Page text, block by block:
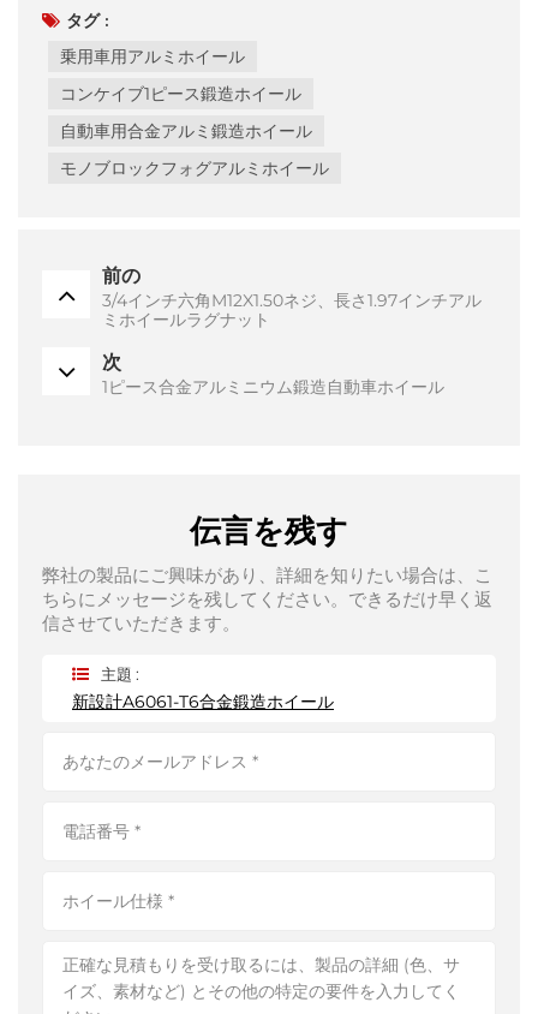
タグ :
乗用車用アルミホイール
コンケイブ1ピース鍛造ホイール
自動車用合金アルミ鍛造ホイール
モノブロックフォグアルミホイール
前の
3/4インチ六角M12X1.50ネジ、長さ1.97インチアル
ミホイールラグナット
次
1ピース合金アルミニウム鍛造自動車ホイール
伝言を残す
弊社の製品にご興味があり、詳細を知りたい場合は、こ
ちらにメッセージを残してください。できるだけ早く返
信させていただきます。
主題 :
新設計A6061-T6合金鍛造ホイール